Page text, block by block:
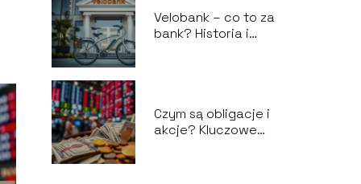
Velobank – co to za
bank? Historia i
Czym są obligacje i
akcje? Kluczowe